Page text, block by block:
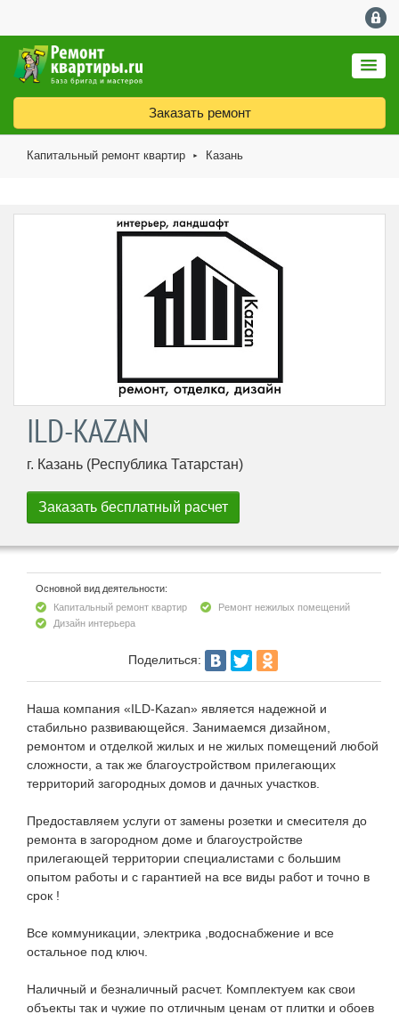
Заказать ремонт
Капитальный ремонт квартир ► Казань
ILD-KAZAN
г. Казань (Республика Татарстан)
Основной вид деятельности:
Капитальный ремонт квартир
Ремонт нежилых помещений
Дизайн интерьера
Поделиться:
Наша компания «ILD-Kazan» является надежной и
стабильно развивающейся. Занимаемся дизайном,
ремонтом и отделкой жилых и не жилых помещений любой
сложности, а так же благоустройством прилегающих
территорий загородных домов и дачных участков.
Предоставляем услуги от замены розетки и смесителя до
ремонта в загородном доме и благоустройстве
прилегающей территории специалистами с большим
опытом работы и с гарантией на все виды работ и точно в
срок !
Все коммуникации, электрика ,водоснабжение и все
остальное под ключ.
Наличный и безналичный расчет. Комплектуем как свои
объекты так и чужие по отличным ценам от плитки и обоев